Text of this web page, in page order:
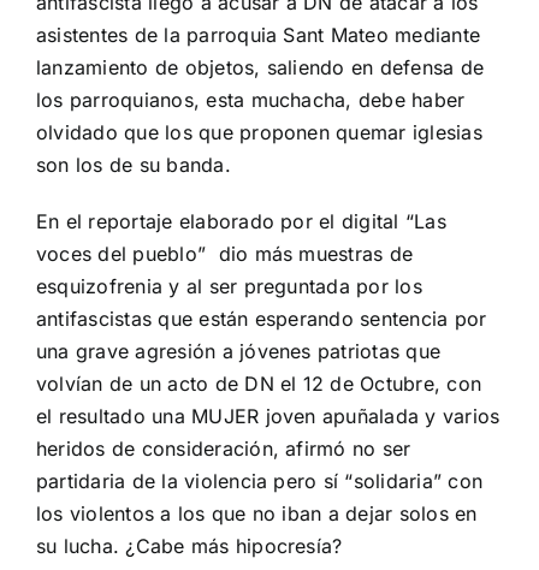
asistentes de la parroquia Sant Mateo mediante
lanzamiento de objetos, saliendo en defensa de
los parroquianos, esta muchacha, debe haber
olvidado que los que proponen quemar iglesias
son los de su banda.
En el reportaje elaborado por el digital “Las
voces del pueblo” dio más muestras de
esquizofrenia y al ser preguntada por los
antifascistas que están esperando sentencia por
una grave agresión a jóvenes patriotas que
volvían de un acto de DN el 12 de Octubre, con
el resultado una MUJER joven apuñalada y varios
heridos de consideración, afirmó no ser
partidaria de la violencia pero sí “solidaria” con
los violentos a los que no iban a dejar solos en
su lucha. ¿Cabe más hipocresía?